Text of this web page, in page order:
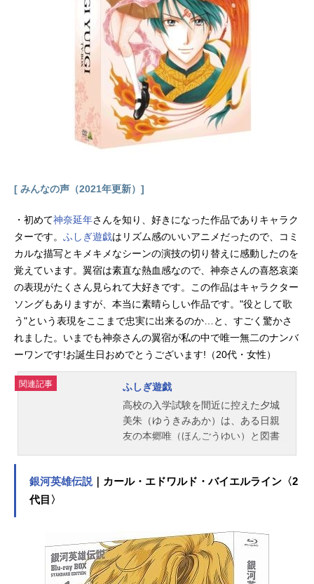
一音楽：池頼広原案：セガ・ソニッ
クチームアニメーション制作：トム
ス･エンタテインメント公開開始年＆
季節2003春アニメ(C)SONICProjec
t・テレビ東京 「ソニックX」のグッ
ズを探す
[ みんなの声（2021年更新）]
・初めて神奈延年さんを知り、好きになった作品でありキャラク
ターです。 ふしぎ遊戯はリズム感のいいアニメだったので、コミ
カルな描写とキメキメなシーンの演技の切り替えに感動したのを
覚えています。翼宿は素直な熱血感なので、神奈さんの喜怒哀楽
の表現がたくさん見られて大好きです。この作品はキャラクター
ソングもありますが、本当に素晴らしい作品です。"役として歌
う"という表現をここまで忠実に出来るのか…と、すごく驚かさ
れました。いまでも神奈さんの翼宿が私の中で唯一無二のナンバ
ーワンです!お誕生日おめでとうございます!（20代・女性）
関連記事
ふしぎ遊戯
高校の入学試験を間近に控えた夕城
美朱（ゆうきみあか）は、ある日親
友の本郷唯（ほんごうゆい）と図書
界の紅南国へと飛ばされ、悪漢に襲
は、紅南国を守るため、現実世界へ
の戻り方を知るために、「朱雀の巫
女」となる。そんな美朱の前に、
「青龍の巫女」となった唯が現れ
銀河英雄伝説｜カール・エドワルド・バイエルライン〈2
代目〉